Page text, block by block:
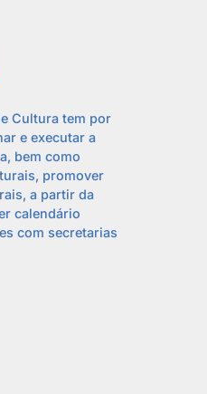
Cultura tem por
e executar a
bem como
promover
a partir da
calendário
com secretarias